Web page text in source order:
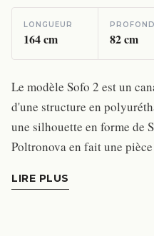
LONGUEUR
164cm 82cm
Le modèle Sofo 2 est un
d'une structure en
une silhouette en forme de
Poltronova en fait une
LIRE PLUS